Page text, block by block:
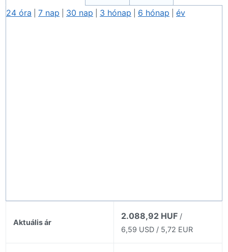
24 óra
7 nap 30 nap 3 hónap 6 hónap év
Aktuális ár
2.088,92 HUF /
6,59 USD / 5,72 EUR